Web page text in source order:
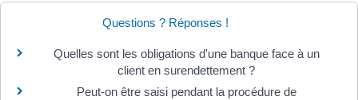
Questions ? Réponses !
Quelles sont les obligations d'une banque face à un
client en surendettement ?
Peut-on être saisi pendant la procédure de